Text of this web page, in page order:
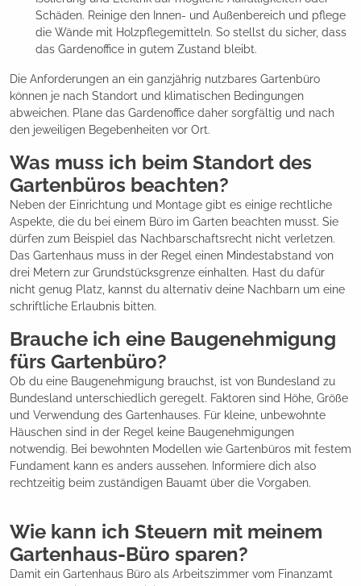
Schäden. Reinige den Innen- und Außenbereich und pflege
die Wände mit Holzpflegemitteln. So stellst du sicher, dass
das Gardenoffice in gutem Zustand bleibt.
Die Anforderungen an ein ganzjährig nutzbares Gartenbüro
können je nach Standort und klimatischen Bedingungen
abweichen. Plane das Gardenoffice daher sorgfältig und nach
den jeweiligen Begebenheiten vor Ort.
Was muss ich beim Standort des
Gartenbüros beachten?
Neben der Einrichtung und Montage gibt es einige rechtliche
Aspekte, die du bei einem Büro im Garten beachten musst. Sie
dürfen zum Beispiel das Nachbarschaftsrecht nicht verletzen.
Das Gartenhaus muss in der Regel einen Mindestabstand von
drei Metern zur Grundstücksgrenze einhalten. Hast du dafür
nicht genug Platz, kannst du alternativ deine Nachbarn um eine
schriftliche Erlaubnis bitten.
Brauche ich eine Baugenehmigung
fürs Gartenbüro?
Ob du eine Baugenehmigung brauchst, ist von Bundesland zu
Bundesland unterschiedlich geregelt. Faktoren sind Höhe, Größe
und Verwendung des Gartenhauses. Für kleine, unbewohnte
Häuschen sind in der Regel keine Baugenehmigungen
notwendig. Bei bewohnten Modellen wie Gartenbüros mit festem
Fundament kann es anders aussehen. Informiere dich also
rechtzeitig beim zuständigen Bauamt über die Vorgaben.
Wie kann ich Steuern mit meinem
Gartenhaus-Büro sparen?
Damit ein Gartenhaus Büro als Arbeitszimmer vom Finanzamt